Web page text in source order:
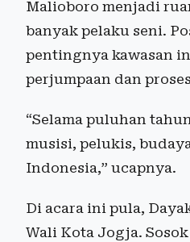
Malioboro menjadi
banyak pelaku seni.
pentingnya kawasan
perjumpaan dan
“Selama puluhan
musisi, pelukis,
Indonesia,” ucapnya.
Di acara ini pula,
Wali Kota Jogja.